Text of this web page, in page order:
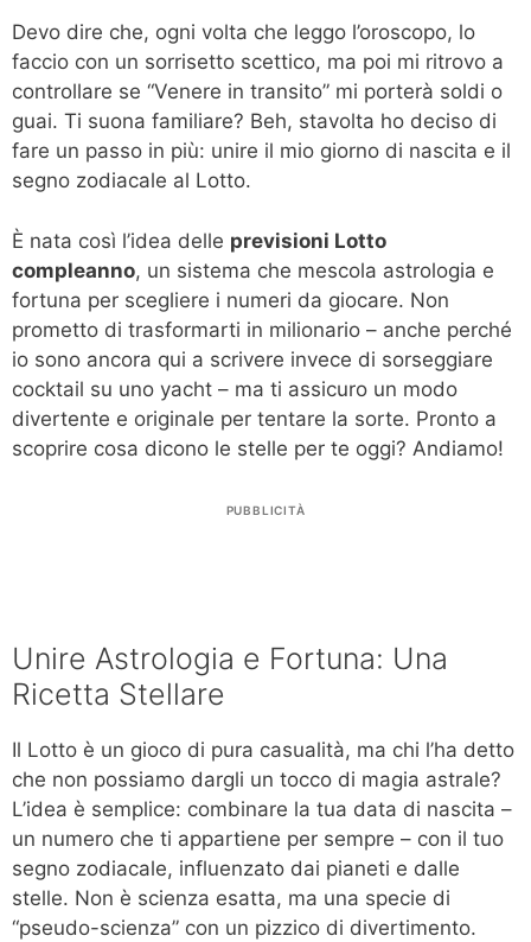
Devo dire che, ogni volta che leggo l’oroscopo, lo
faccio con un sorrisetto scettico, ma poi mi ritrovo a
controllare se “Venere in transito” mi porterà soldi o
guai. Ti suona familiare? Beh, stavolta ho deciso di
fare un passo in più: unire il mio giorno di nascita e il
segno zodiacale al Lotto.
È nata così l’idea delle previsioni Lotto
compleanno, un sistema che mescola astrologia e
fortuna per scegliere i numeri da giocare. Non
prometto di trasformarti in milionario – anche perché
io sono ancora qui a scrivere invece di sorseggiare
cocktail su uno yacht – ma ti assicuro un modo
divertente e originale per tentare la sorte. Pronto a
scoprire cosa dicono le stelle per te oggi? Andiamo!
PUBBLICITÀ
Unire Astrologia e Fortuna: Una
Ricetta Stellare
Il Lotto è un gioco di pura casualità, ma chi l’ha detto
che non possiamo dargli un tocco di magia astrale?
L’idea è semplice: combinare la tua data di nascita –
un numero che ti appartiene per sempre – con il tuo
segno zodiacale, influenzato dai pianeti e dalle
stelle. Non è scienza esatta, ma una specie di
“pseudo-scienza” con un pizzico di divertimento.